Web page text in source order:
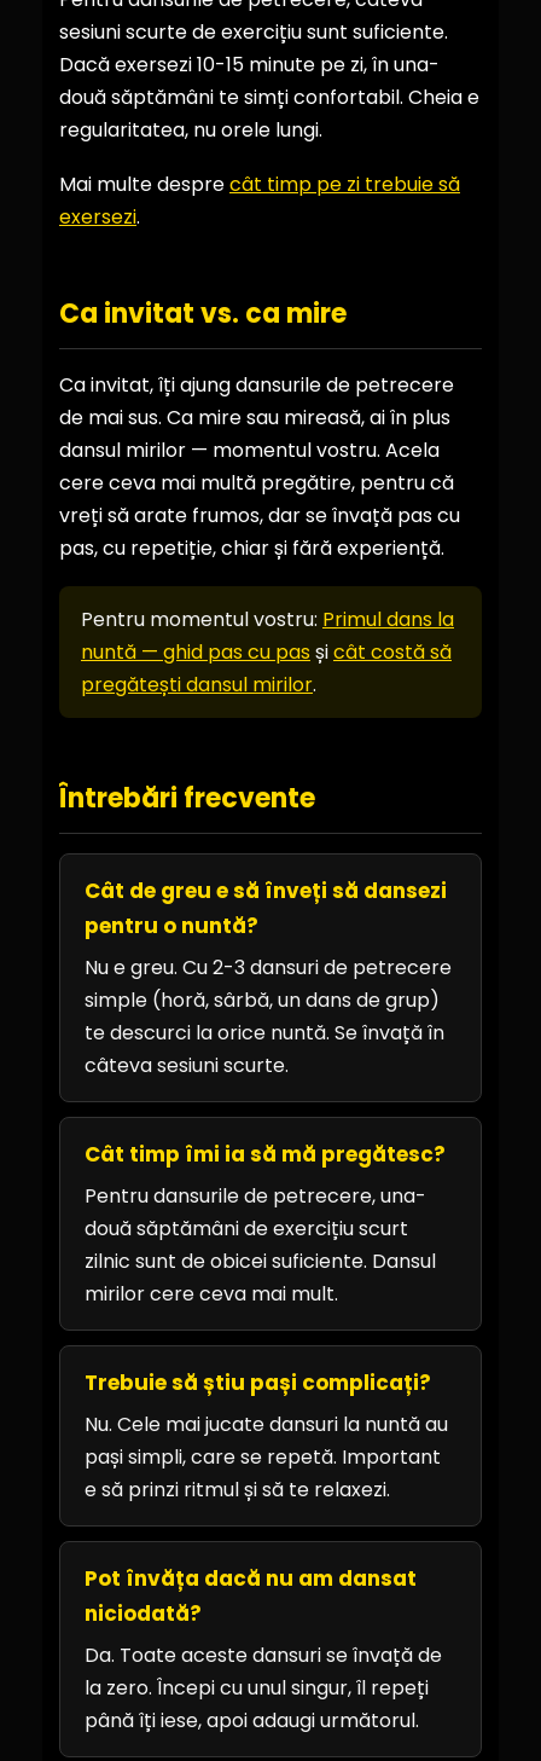
sesiuni scurte de exercițiu sunt suficiente.
Dacă exersezi 10-15 minute pe zi, în una-
două săptămâni te simți confortabil. Cheia e
regularitatea, nu orele lungi.
Mai multe desprecât timp pe zi trebuie să
exersezi.
Ca invitat vs. ca mire
Ca invitat, îți ajung dansurile de petrecere
de mai sus. Ca mire sau mireasă, ai în plus
dansul mirilor — momentul vostru. Acela
cere ceva mai multă pregătire, pentru că
vreți să arate frumos, dar se învață pas cu
pas, cu repetiție, chiar și fără experiență.
Pentru momentul vostru: Primul dans la
nuntă — ghid pas cu pas șicât costă să
pregătești dansul mirilor.
Întrebări frecvente
Cât de greu e să înveți să dansezi
pentru o nuntă?
Nu e greu. Cu 2-3 dansuri de petrecere
simple (horă, sârbă, un dans de grup)
te descurci la orice nuntă. Se învață în
câteva sesiuni scurte.
Cât timp îmi ia să mă pregătesc?
Pentru dansurile de petrecere, una-
două săptămâni de exercițiu scurt
zilnic sunt de obicei suficiente. Dansul
mirilor cere ceva mai mult.
Trebuie să știu pași complicați?
Nu. Cele mai jucate dansuri la nuntă au
pași simpli, care se repetă. Important
e să prinzi ritmul și să te relaxezi.
Pot învăța dacă nu am dansat
niciodată?
Da. Toate aceste dansuri se învață de
la zero. Începi cu unul singur, îl repeți
până îți iese, apoi adaugi următorul.